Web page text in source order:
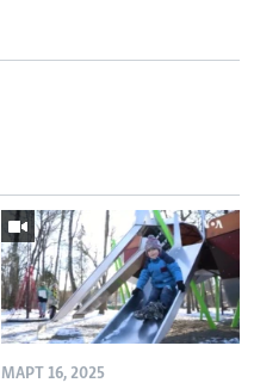
МАРТ 16, 2025